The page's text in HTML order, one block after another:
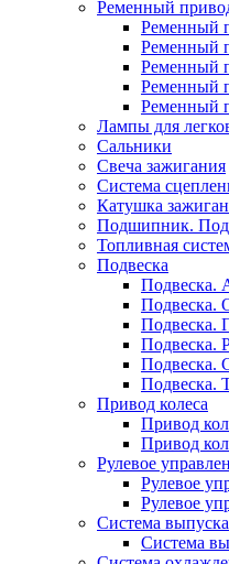
Ременный
Ременный
Ременный
Ременный
Ременный
Ременный
Лампы для
Сальники
Свеча зажигания
Система
Катушка
Подшипник.
Топливная
Подвеска
Подвеска.
Подвеска.
Подвеска.
Подвеска.
Подвеска.
Подвеска.
Привод колеса
Привод
Привод
Рулевое
Рулевое
Рулевое
Система выпуска
Система